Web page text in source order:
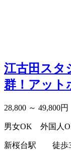
江古田スタ
群！アット
28,800 ～ 49,800円
男女OK 外国人
新桜台駅 徒歩